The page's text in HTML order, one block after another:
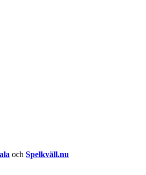
och Spelkväll.nu